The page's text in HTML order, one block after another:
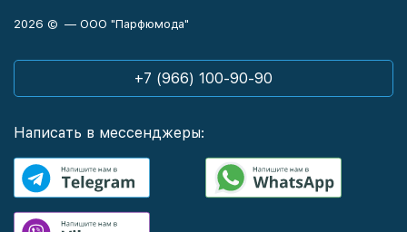
2026 © — ООО "Парфюмода"
+7 (966) 100-90-90
Написать в мессенджеры: